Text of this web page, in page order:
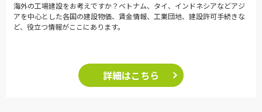
海外の工場建設をお考えですか？ベトナム、タイ、インドネシアなどアジ
アを中心とした各国の建設物価、賃金情報、工業団地、建設許可手続きな
ど、役立つ情報がここにあります。
詳細はこちら